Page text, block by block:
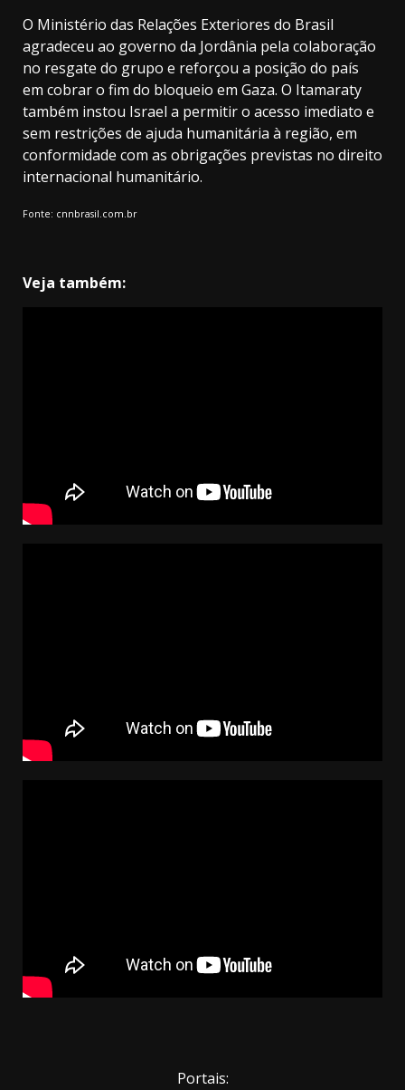
O Ministério das Relações Exteriores do Brasil
agradeceu ao governo da Jordânia pela colaboração
no resgate do grupo e reforçou a posição do país
em cobrar o fim do bloqueio em Gaza. O Itamaraty
também instou Israel a permitir o acesso imediato e
sem restrições de ajuda humanitária à região, em
conformidade com as obrigações previstas no direito
internacional humanitário.
Fonte: cnnbrasil.com.br
Veja também:
Portais: